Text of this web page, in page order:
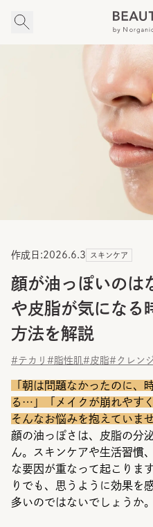
作成日:2026.6.3 スキンケア
顔が油っぽいのは
や皮脂が気になる
方法を解説
#テカリ #脂性肌 #皮脂#クレン
「朝は問題なかったのに、
る…」「メイクが崩れや
そんなお悩みを抱えていま
顔の油っぽさは、皮脂の分
ん。スキンケアや生活習慣
な要因が重なって起こりま
りでも、思うように効果を
多いのではないでしょうか。